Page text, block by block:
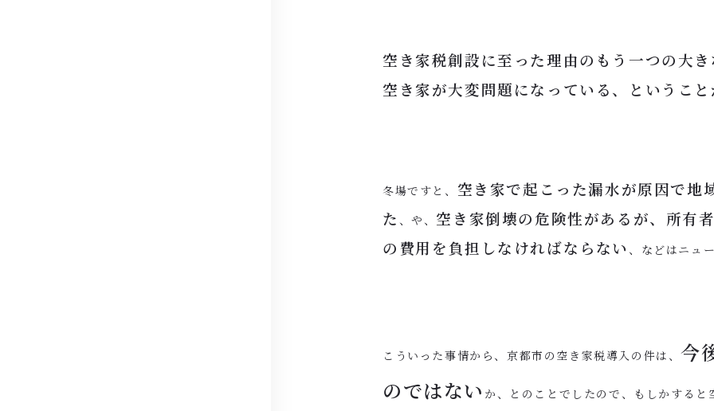
空き家税創設に至った理由のもう一つの大
空き家が大変問題になっている、というこ
冬場ですと、 空き家で起こった漏水が原因で地
た 、や、 空き家倒壊の危険性があるが、所有
の費用を負担しなければならない 、などはニュ
こういった事情から、京都市の空き家税導入の件は、今
のではない か、とのことでしたので、もしかする